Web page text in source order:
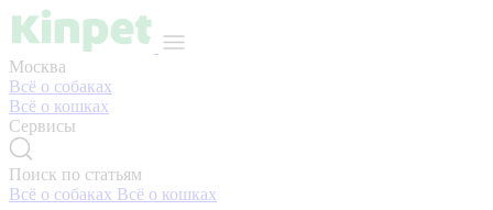
Москва
Всё о собаках
Всё о кошках
Сервисы
Поиск по статьям
Всё о собаках Всё о кошках